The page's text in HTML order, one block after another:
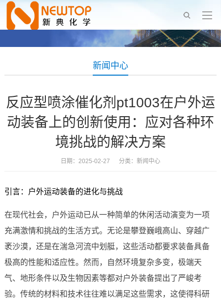
新闻中心
反应型喷涂催化剂pt1003在户外运
动装备上的创新使用：应对各种环
境挑战的解决方案
日期：2025-02-27 分类： 新闻中心
引言：户外运动装备的进化与挑战
在现代社会，户外运动已从一种简单的休闲活动演变为一项
充满激情和挑战的生活方式。无论是攀登巍峨高山、穿越广
袤沙漠，还是在湍急河流中划艇，这些活动都要求装备具备
极高的性能和适应性。然而，自然环境复杂多变，极端天
气、地形条件以及生物因素等都对户外装备提出了严峻考
验。传统的材料和技术往往难以满足这些需求，这使得科研